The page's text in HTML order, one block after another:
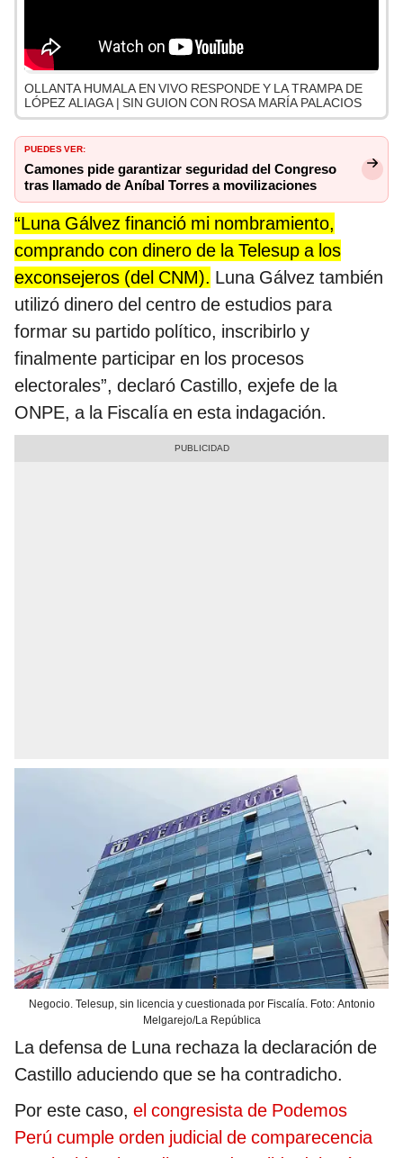
OLLANTA HUMALA EN VIVO RESPONDE Y LA TRAMPA DE
LÓPEZ ALIAGA | SIN GUION CON ROSA MARÍA PALACIOS
PUEDES VER:
Camones pide garantizar seguridad del Congreso
tras llamado de Aníbal Torres a movilizaciones
“Luna Gálvez financió mi nombramiento,
comprando con dinero de la Telesup a los
exconsejeros (del CNM). Luna Gálvez también
utilizó dinero del centro de estudios para
formar su partido político, inscribirlo y
finalmente participar en los procesos
electorales”, declaró Castillo, exjefe de la
ONPE, a la Fiscalía en esta indagación.
Negocio. Telesup, sin licencia y cuestionada por Fiscalía. Foto: Antonio
Melgarejo/La República
La defensa de Luna rechaza la declaración de
Castillo aduciendo que se ha contradicho.
Por este caso, el congresista de Podemos
Perú cumple orden judicial de comparecencia